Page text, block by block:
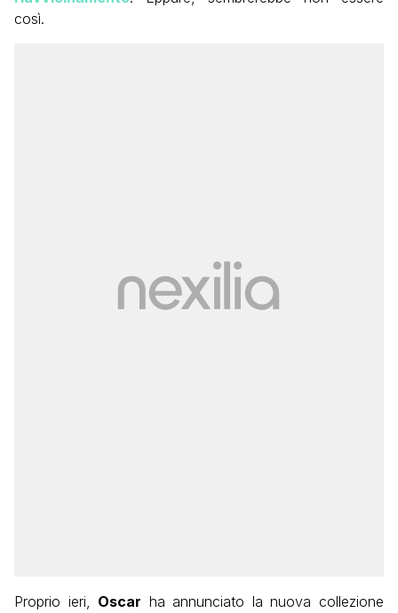
così.
Proprio ieri, Oscar ha annunciato la nuova collezione